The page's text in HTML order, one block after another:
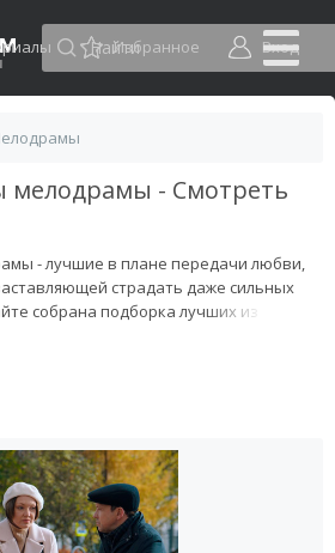
Избранное Вход
мелодрамы - Смотреть
- лучшие в плане передачи любви,
страдать даже сильных
собрана подборка лучших из
колорит, менталитет, манеру
первой любви, мини-сериалы с
про измены, романтические
море переживаний даже в
поразмыслить о высоком чувстве,
планету. Создание фильмов про
задача, необходимо экранизировать